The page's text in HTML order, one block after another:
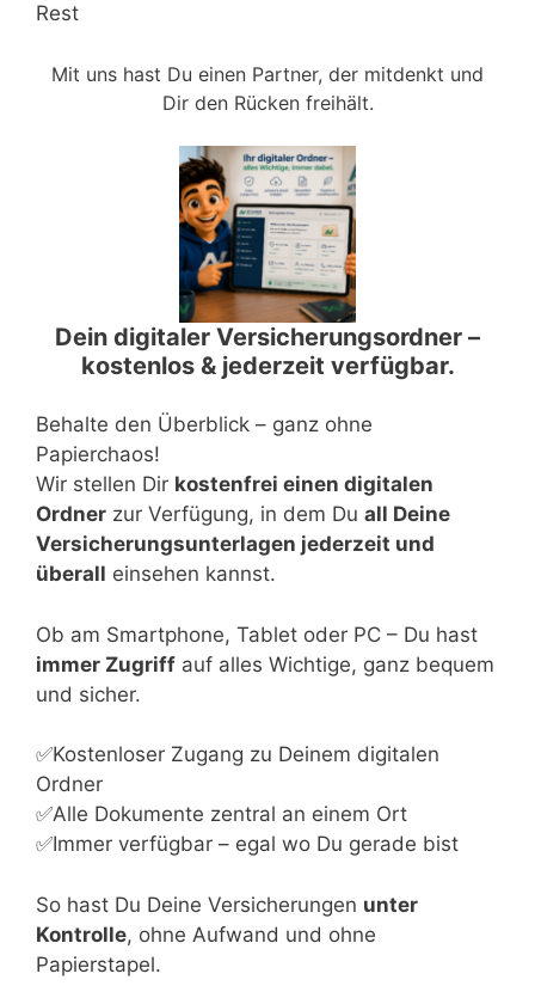
Rest
Mit uns hast Du einen Partner, der mitdenkt und
Dir den Rücken freihält.
Dein digitaler Versicherungsordner –
kostenlos & jederzeit verfügbar.
Behalte den Überblick – ganz ohne
Papierchaos!
Wir stellen Dir kostenfrei einen digitalen
Ordner zur Verfügung, in dem Du all Deine
Versicherungsunterlagen jederzeit und
überall einsehen kannst.
Ob am Smartphone, Tablet oder PC – Du hast
immer Zugriff auf alles Wichtige, ganz bequem
und sicher.
✅Kostenloser Zugang zu Deinem digitalen
Ordner
✅Alle Dokumente zentral an einem Ort
✅Immer verfügbar – egal wo Du gerade bist
So hast Du Deine Versicherungen unter
Kontrolle, ohne Aufwand und ohne
Papierstapel.